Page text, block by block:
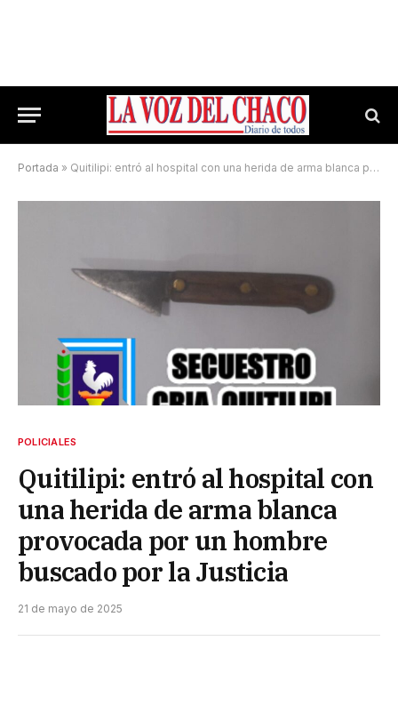
Portada » Quitilipi: entró al hospital con una herida de arma blanca provocada por un hombre buscado por la Justicia
POLICIALES
Quitilipi: entró al hospital con
una herida de arma blanca
provocada por un hombre
buscado por la Justicia
21 de mayo de 2025